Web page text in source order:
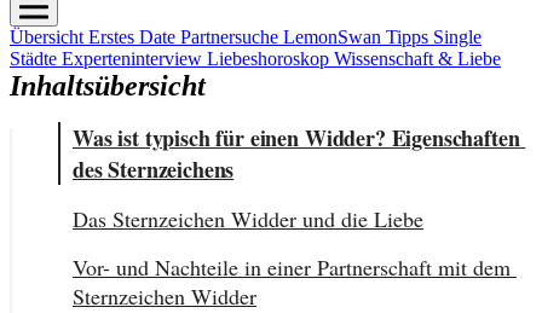
ÜbersichtErstes Date Partnersuche LemonSwan Tipps Single
Städte Experteninterview Liebeshoroskop Wissenschaft & Liebe
Inhaltsübersicht
Was ist typisch für einen Widder? Eigenschaften
des Sternzeichens
Das Sternzeichen Widder und die Liebe
Vor- und Nachteile in einer Partnerschaft mit dem
Sternzeichen Widder